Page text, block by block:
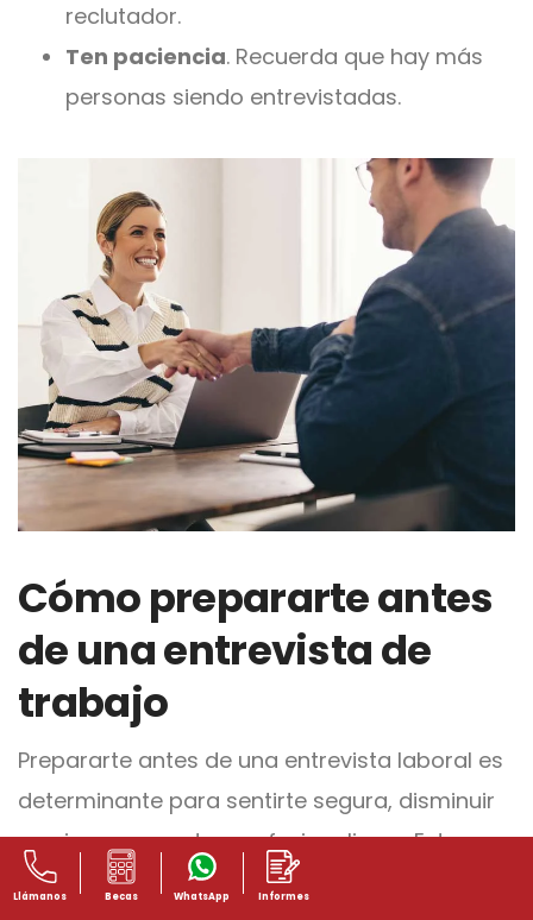
reclutador.
Ten paciencia. Recuerda que hay más
personas siendo entrevistadas.
Cómo prepararte antes
de una entrevista de
trabajo
Prepararte antes de una entrevista laboral es
determinante para sentirte segura, disminuir
nervios y proyectar profesionalismo. Esta
etapa previa te permite llegar con claridad
Llámanos Becas WhatsApp Informes